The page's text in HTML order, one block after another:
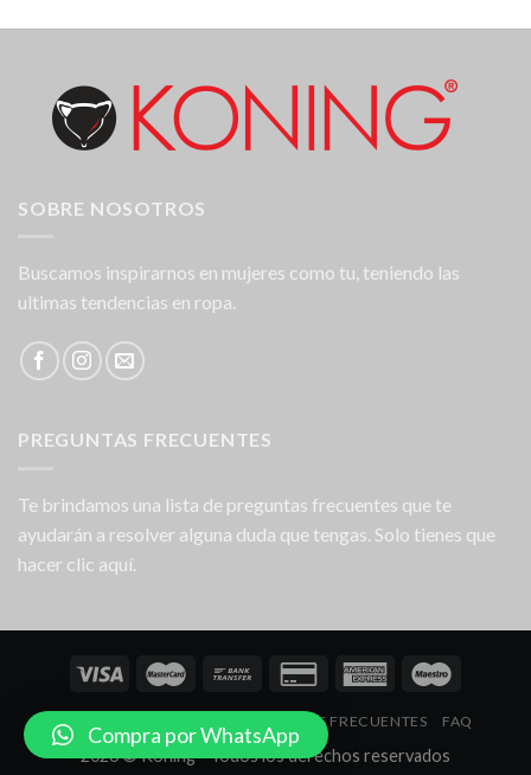
SOBRE NOSOTROS
Buscamos inspirarnos en mujeres como tu, teniendo las
ultimas tendencias en ropa.
PREGUNTAS FRECUENTES
Te brindamos una lista de preguntas frecuentes que te
ayudarán a resolver alguna duda que tengas. Solo tienes que
hacer clic aquí.
NOSOTROS PREGUNTAS FRECUENTES FAQ
2026 © Koning - Todos los derechos reservados
Compra por WhatsApp